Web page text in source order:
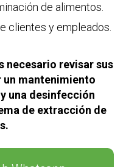
de alimentos.
clientes y empleados.
necesario revisar sus
mantenimiento
una desinfección
de extracción de